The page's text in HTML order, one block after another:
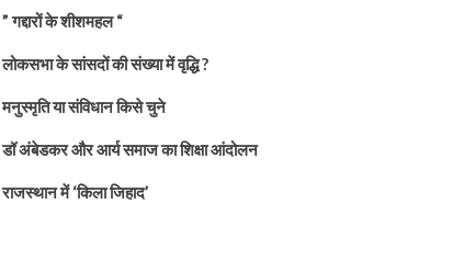
” गद्दारों के शीशमहल “
लोकसभा के सांसदों की संख्या में वृद्धि ?
मनुस्मृति या संविधान किसे चुने
डॉ अंबेडकर और आर्य समाज का शिक्षा आंदोलन
राजस्थान में ‘किला जिहाद’